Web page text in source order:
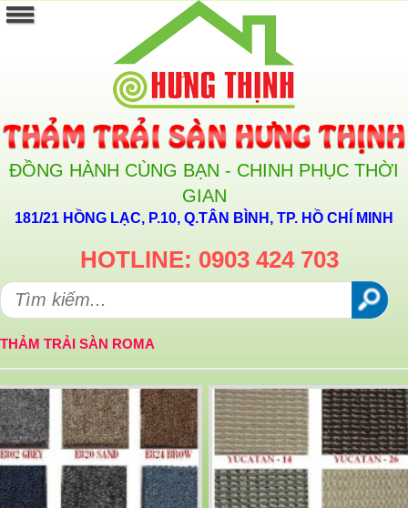
ĐỒNG HÀNH CÙNG BẠN - CHINH PHỤC THỜI
GIAN
181/21 HỒNG LẠC, P.10, Q.TÂN BÌNH, TP. HỒ CHÍ MINH
HOTLINE: 0903 424 703
THẢM TRẢI SÀN ROMA